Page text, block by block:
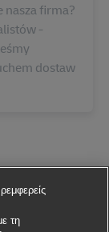
firma?
-
dostaw
τη